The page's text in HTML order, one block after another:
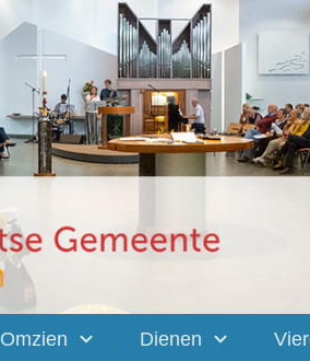
Omzien Dienen